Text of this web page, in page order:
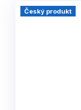
Český produkt